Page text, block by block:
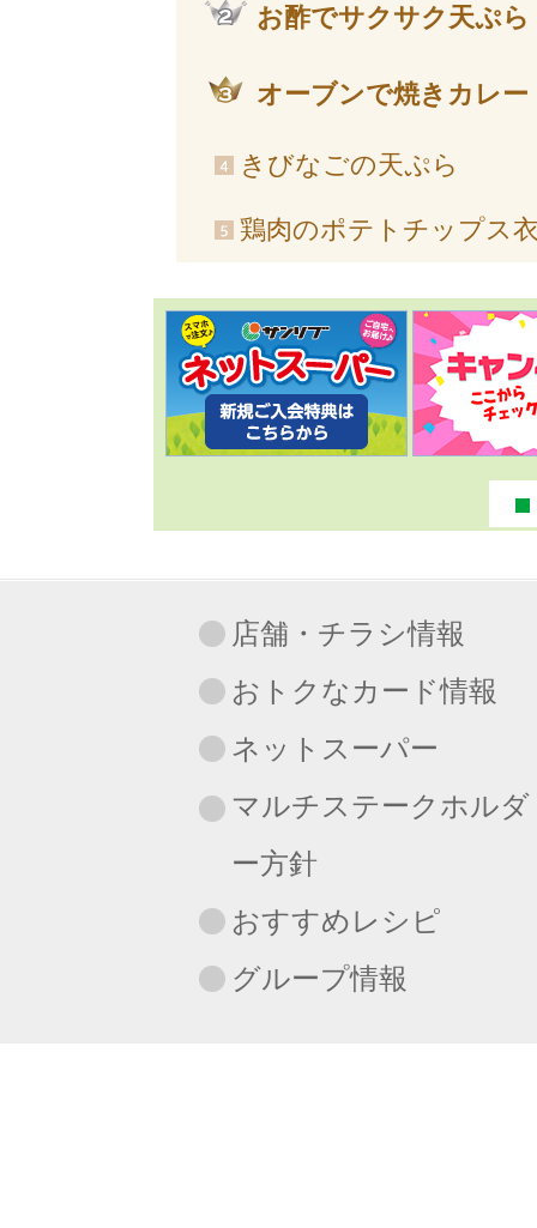
お酢でサクサク天ぷら
オーブンで焼きカレー
きびなごの天ぷら
鶏肉のポテトチップス
店舗・チラシ情報
おトクなカード情報
ネットスーパー
マルチステークホルダ
ー方針
おすすめレシピ
グループ情報